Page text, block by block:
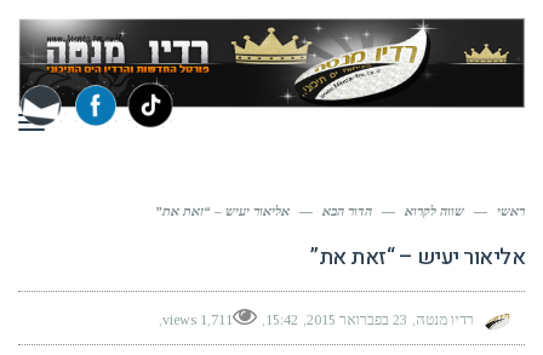
ראשי — שווה לקרוא — הדור הבא — אליאור יעיש – “זאת את”
אליאור יעיש – “זאת את”
רדיו מנטה 23 בפברואר 2015 15:42
1,711 views